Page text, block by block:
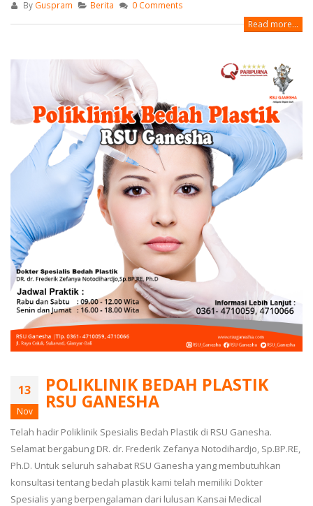
By Guspram Berita 0 Comments
Read more...
13
Nov
POLIKLINIK BEDAH PLASTIK
RSU GANESHA
Telah hadir Poliklinik Spesialis Bedah Plastik di RSU Ganesha.
Selamat bergabung DR. dr. Frederik Zefanya Notodihardjo, Sp.BP.RE,
Ph.D. Untuk seluruh sahabat RSU Ganesha yang membutuhkan
konsultasi tentang bedah plastik kami telah memiliki Dokter
Spesialis yang berpengalaman dari lulusan Kansai Medical